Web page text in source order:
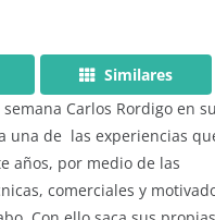
Similares
Carlos Rordigo en su
una de las experiencias
años, por medio de las
comerciales y